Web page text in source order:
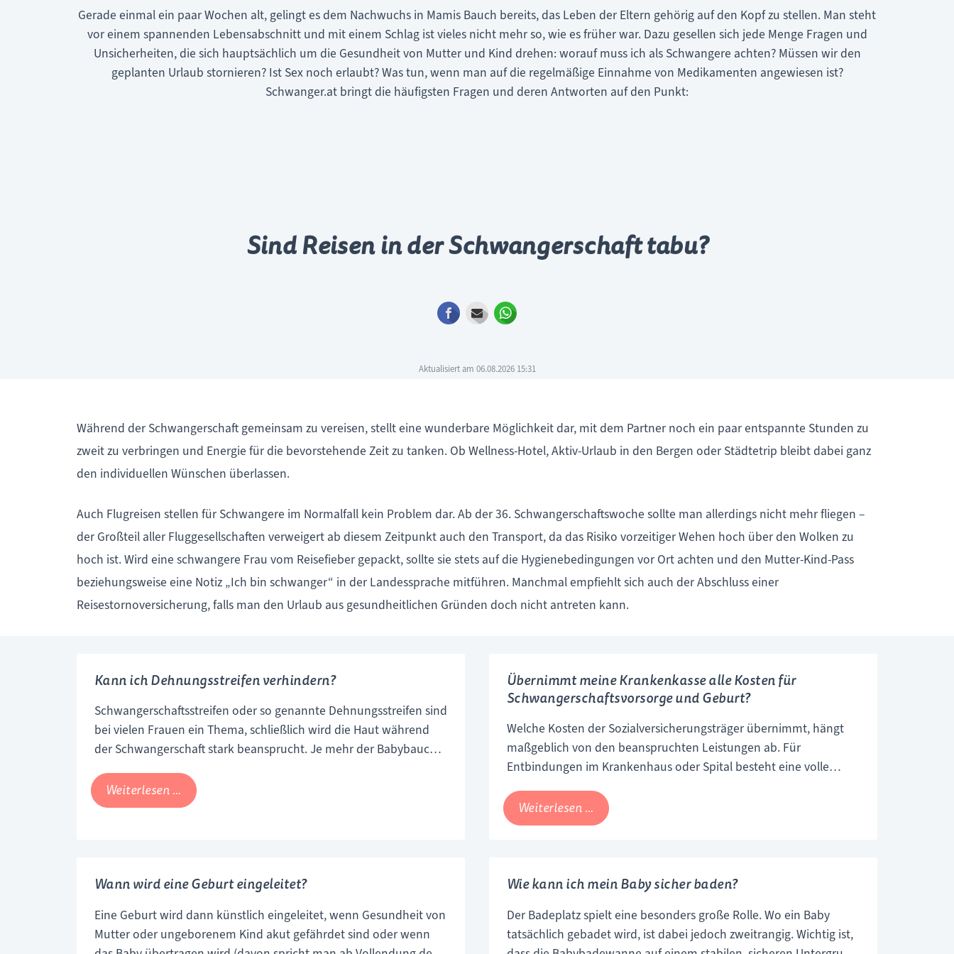
Gerade einmal ein paar Wochen alt, gelingt es dem Nachwuchs in Mamis Bauch bereits, das Leben der Eltern gehörig auf den Kopf zu stellen. Man steht
vor einem spannenden Lebensabschnitt und mit einem Schlag ist vieles nicht mehr so, wie es früher war. Dazu gesellen sich jede Menge Fragen und
Unsicherheiten, die sich hauptsächlich um die Gesundheit von Mutter und Kind drehen: worauf muss ich als Schwangere achten? Müssen wir den
geplanten Urlaub stornieren? Ist Sex noch erlaubt? Was tun, wenn man auf die regelmäßige Einnahme von Medikamenten angewiesen ist?
Schwanger.at bringt die häufigsten Fragen und deren Antworten auf den Punkt:
Sind Reisen in der Schwangerschaft tabu?
Facebook
E-mail
Aktualisiert am 06.08.2026 15:31
Während der Schwangerschaft gemeinsam zu vereisen, stellt eine wunderbare Möglichkeit dar, mit dem Partner noch ein paar entspannte Stunden zu
zweit zu verbringen und Energie für die bevorstehende Zeit zu tanken. Ob Wellness-Hotel, Aktiv-Urlaub in den Bergen oder Städtetrip bleibt dabei ganz
den individuellen Wünschen überlassen.
Auch Flugreisen stellen für Schwangere im Normalfall kein Problem dar. Ab der 36. Schwangerschaftswoche sollte man allerdings nicht mehr fliegen –
der Großteil aller Fluggesellschaften verweigert ab diesem Zeitpunkt auch den Transport, da das Risiko vorzeitiger Wehen hoch über den Wolken zu
hoch ist. Wird eine schwangere Frau vom Reisefieber gepackt, sollte sie stets auf die Hygienebedingungen vor Ort achten und den Mutter-Kind-Pass
beziehungsweise eine Notiz „Ich bin schwanger“ in der Landessprache mitführen. Manchmal empfiehlt sich auch der Abschluss einer
Reisestornoversicherung, falls man den Urlaub aus gesundheitlichen Gründen doch nicht antreten kann.
Kann ich Dehnungsstreifen verhindern?
Schwangerschaftsstreifen oder so genannte Dehnungsstreifen sind
bei vielen Frauen ein Thema, schließlich wird die Haut während
der Schwangerschaft stark beansprucht. Je mehr der Babybauch
Bauch aber auch an Oberschenkeln und Po winzige Risse
entstehen, die an der Hautoberfläche wie senkrecht verlaufende
Weiterlesen … Kann
ich
Übernimmt meine Krankenkasse alle Kosten für
Schwangerschaftsvorsorge und Geburt?
Welche Kosten der Sozialversicherungsträger übernimmt, hängt
maßgeblich von den beanspruchten Leistungen ab. Für
Entbindungen im Krankenhaus oder Spital besteht eine volle
eine Frau ambulant, stationär oder mit Kaiserschnitt entbindet.
Weiterlesen … Übernimmt
meine
Kosten
Schwangerschaftsvorsorge
und
Wann wird eine Geburt eingeleitet?
Eine Geburt wird dann künstlich eingeleitet, wenn Gesundheit von
Mutter oder ungeborenem Kind akut gefährdet sind oder wenn
Wie kann ich mein Baby sicher baden?
Der Badeplatz spielt eine besonders große Rolle. Wo ein Baby
tatsächlich gebadet wird, ist dabei jedoch zweitrangig. Wichtig ist,